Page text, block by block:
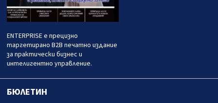
ENTERPRISE е прецизно
таргетирано B2B печатно издание
за практически бизнес и
интелигентно управление.
БЮЛЕТИН